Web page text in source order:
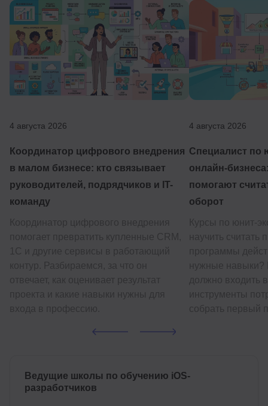
4 августа 2026
Координатор цифрового внедрения
в малом бизнесе: кто связывает
руководителей, подрядчиков и IT-
команду
4 августа 2026
Специалист по
онлайн-
помогают
оборот
Ведущие школы по обучению iOS-
разработчиков